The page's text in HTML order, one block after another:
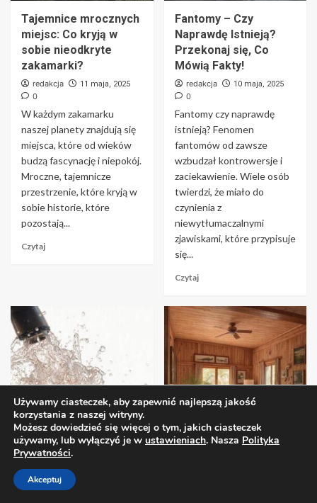
Tajemnice mrocznych
miejsc: Co kryją w
sobie nieodkryte
zakamarki?
redakcja 11 maja, 2025
0
W każdym zakamarku
naszej planety znajdują się
miejsca, które od wieków
budzą fascynację i niepokój.
Mroczne, tajemnicze
przestrzenie, które kryją w
sobie historie, które
pozostają...
Czytaj
Fantomy – Czy
Naprawdę Istnieją?
Przekonaj się, Co
Mówią Fakty!
redakcja 10 maja, 2025
0
Fantomy czy naprawdę
istnieją? Fenomen
fantomów od zawsze
wzbudzał kontrowersje i
zaciekawienie. Wiele osób
twierdzi, że miało do
czynienia z
niewytłumaczalnymi
zjawiskami, które przypisuje
się...
Czytaj
Lifestyle
Oczyszczenie
Lifestyle
Używamy ciasteczek, aby zapewnić najlepszą jakość
korzystania z naszej witryny.
Możesz dowiedzieć się więcej o tym, jakich ciasteczek
używamy, lub wyłączyć je w ustawieniach. Nasza Polityka
Prywatności.
Akceptuj